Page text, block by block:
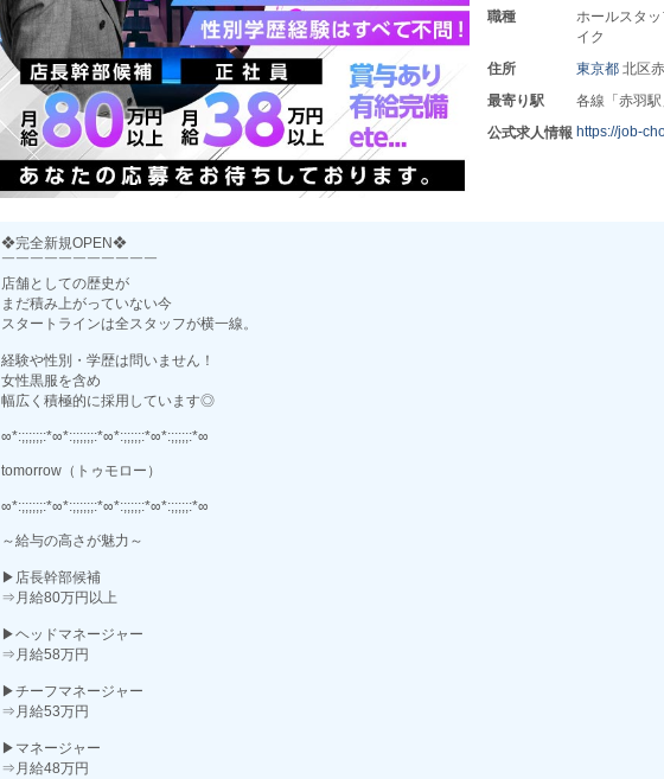
職種
ホールスタ
イク
住所
東京都 北区
最寄り駅
各線「赤羽
公式求人情報 https://job-
❖完全新規OPEN❖
￣￣￣￣￣￣￣￣￣￣￣
店舗としての歴史が
まだ積み上がっていない今
スタートラインは全スタッフが横一線。
経験や性別・学歴は問いません！
女性黒服を含め
幅広く積極的に採用しています◎
∞*:;;;;;;:*∞*:;;;;;;:*∞*:;;;;;:*∞*:;;;;;:*∞
tomorrow（トゥモロー）
∞*:;;;;;;:*∞*:;;;;;;:*∞*:;;;;;:*∞*:;;;;;:*∞
～給与の高さが魅力～
▶店長幹部候補
⇒月給80万円以上
▶ヘッドマネージャー
⇒月給58万円
▶チーフマネージャー
⇒月給53万円
▶マネージャー
⇒月給48万円